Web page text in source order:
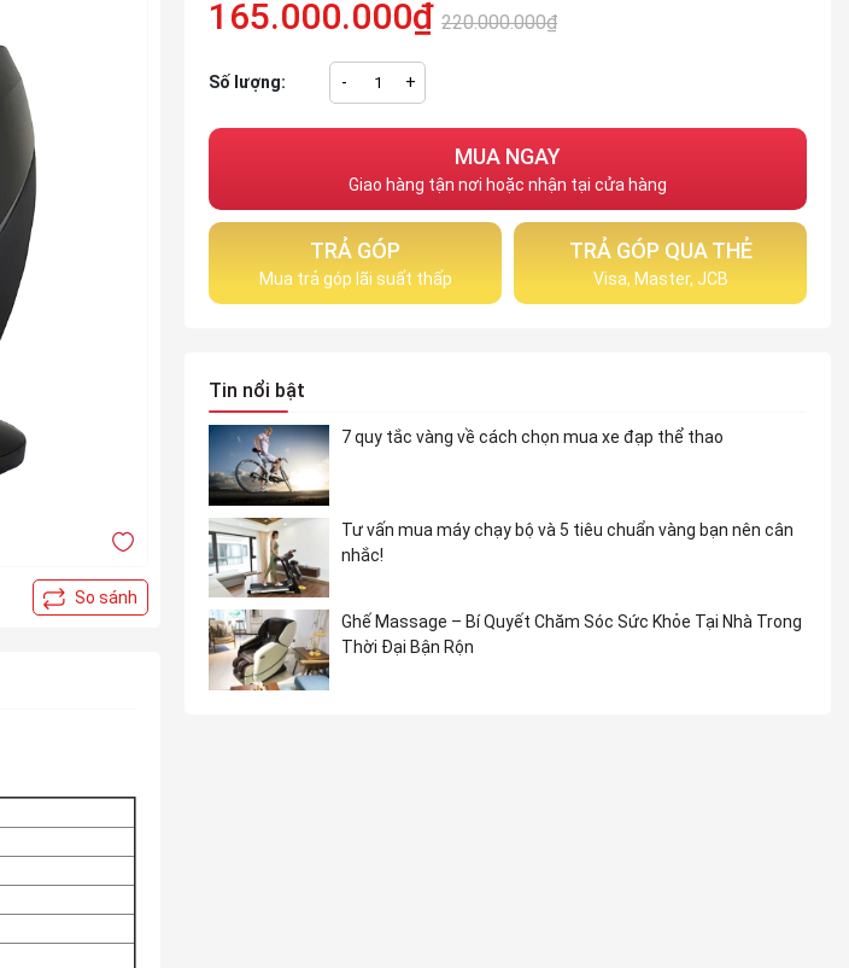
165.000.000₫ 220.000.000₫
Số lượng: - +
MUA NGAY
Giao hàng tận nơi hoặc nhận tại cửa hàng
TRẢ GÓP
Mua trả góp lãi suất thấp
TRẢ GÓP QUA THẺ
Visa, Master, JCB
Tin nổi bật
7 quy tắc vàng về cách chọn mua xe đạp thể thao
Tư vấn mua máy chạy bộ và 5 tiêu chuẩn vàng bạn nên cân
nhắc!
Ghế Massage – Bí Quyết Chăm Sóc Sức Khỏe Tại Nhà Trong
Thời Đại Bận Rộn